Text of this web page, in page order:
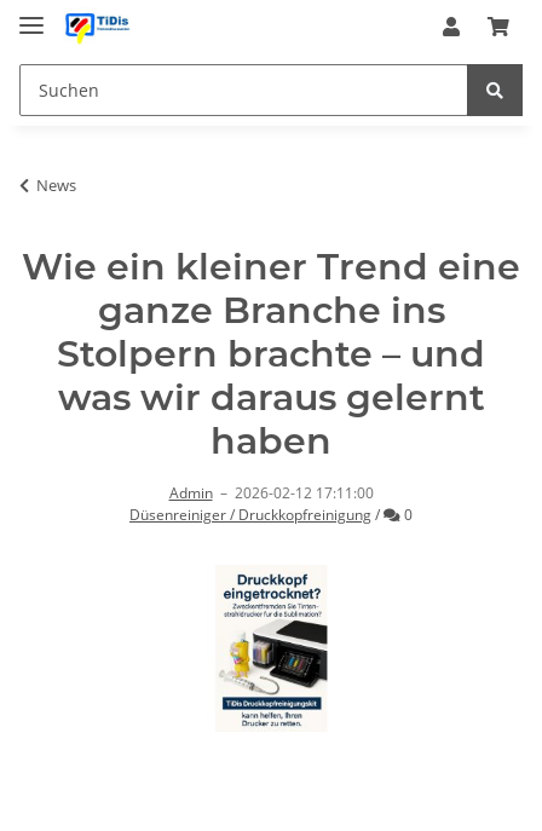
News
Wie ein kleiner Trend eine
ganze Branche ins
Stolpern brachte – und
was wir daraus gelernt
haben
Admin– 2026-02-12 17:11:00
Düsenreiniger / Druckkopfreinigung/ Kommentare
0